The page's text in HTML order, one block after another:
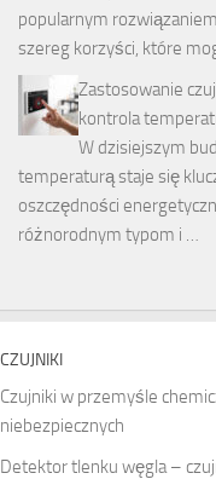
popularnym
szereg korzyści, które
Zastosowanie
kontrola
W dzisiejszym
temperaturą staje się
oszczędności
różnorodnym typom i …
CZUJNIKI
Czujniki w przemyśle
niebezpiecznych
Detektor tlenku węgla –